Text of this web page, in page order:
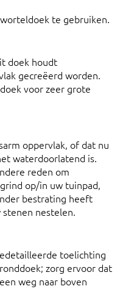
te gebruiken.
doek houdt
gecreëerd worden.
voor zeer grote
oppervlak, of dat nu
waterdoorlatend is.
reden om
op/in uw tuinpad,
bestrating heeft
nestelen.
toelichting
zorg ervoor dat
weg naar boven